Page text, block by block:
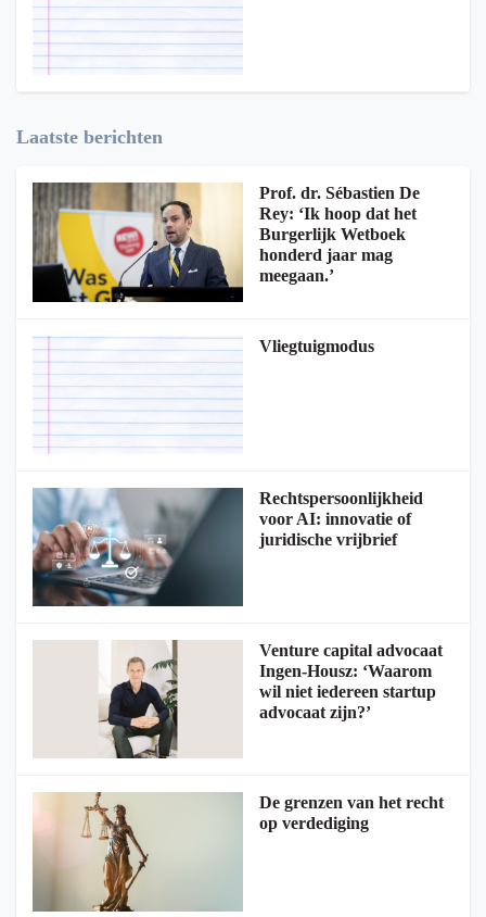
Laatste berichten
Prof. dr. Sébastien De
Rey: ‘Ik hoop dat het
Burgerlijk Wetboek
honderd jaar mag
meegaan.’
Vliegtuigmodus
Rechtspersoonlijkheid
voor AI: innovatie of
juridische vrijbrief
Venture capital advocaat
Ingen-Housz: ‘Waarom
wil niet iedereen startup
advocaat zijn?’
De grenzen van het recht
op verdediging